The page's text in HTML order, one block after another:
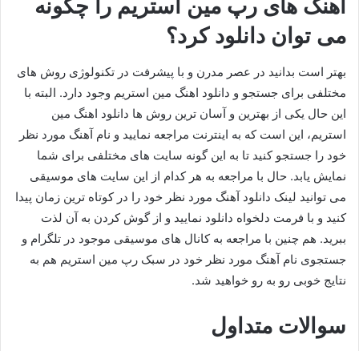
آهنگ های رپ مین استریم را چگونه
می توان دانلود کرد؟
بهتر است بدانید در عصر مدرن و با پیشرفت در تکنولوژی روش های
مختلفی برای جستجو و دانلود اهنگ مین استریم وجود دارد. البته با
این حال یکی از بهترین و آسان ترین روش ها دانلود اهنگ مین
استریم، این است که به اینترنت مراجعه نمایید و نام آهنگ مورد نظر
خود را جستجو کنید تا به این گونه سایت های مختلفی برای شما
نمایش یابد. حال با مراجعه به هر کدام از این سایت های موسیقی
می توانید لینک دانلود آهنگ مورد نظر خود را در کوتاه‌ ترین زمان پیدا
کنید و با فرمت دلخواه دانلود نمایید و از گوش کردن به آن لذت
ببرید. هم چنین با مراجعه به کانال های موسیقی موجود در تلگرام و
جستجوی نام آهنگ مورد نظر خود در سبک رپ مین استریم هم به
نتایج خوبی رو به رو خواهید شد.
سوالات متداول